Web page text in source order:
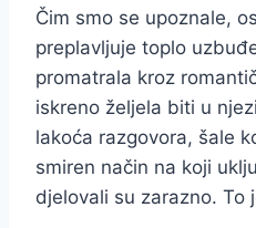
Čim smo se upoznale,
preplavljuje toplo
promatrala kroz
iskreno željela biti u
lakoća razgovora, šale
smiren način na koji
djelovali su zarazno. To